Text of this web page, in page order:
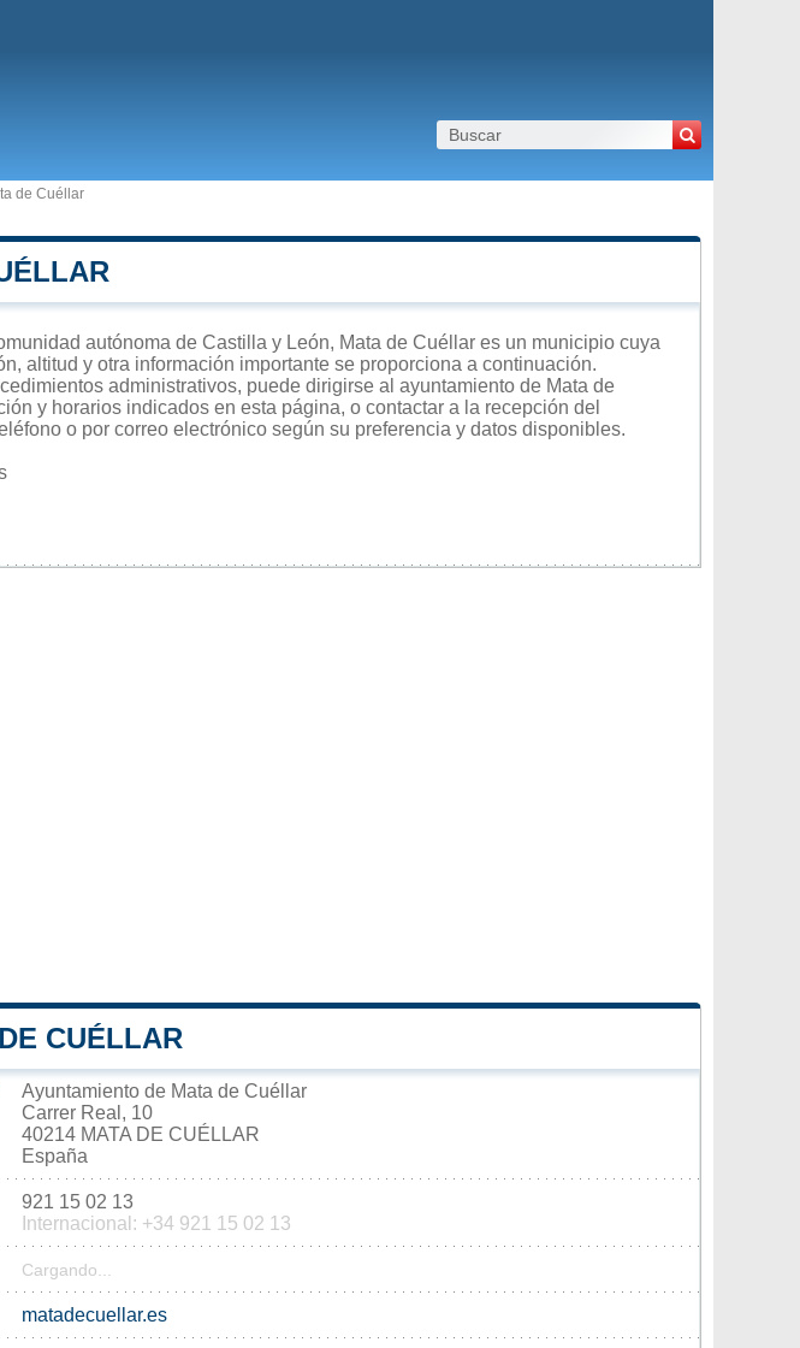
de Cuéllar
autónoma de Castilla y León, Mata de Cuéllar es un municipio cuya
altitud y otra información importante se proporciona a continuación.
administrativos, puede dirigirse al ayuntamiento de Mata de
y horarios indicados en esta página, o contactar a la recepción del
o por correo electrónico según su preferencia y datos disponibles.
CUÉLLAR
Ayuntamiento de Mata de Cuéllar
Carrer Real, 10
40214 MATA DE CUÉLLAR
España
921 15 02 13
Internacional: +34 921 15 02 13
Cargando...
matadecuellar.es